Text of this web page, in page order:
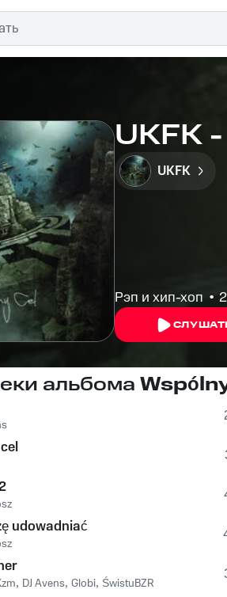
UKFK
UKFK
Рэп и хип-хоп
альбома
udowadniać
, DJ Avens, Globi, ŚwistuBZR